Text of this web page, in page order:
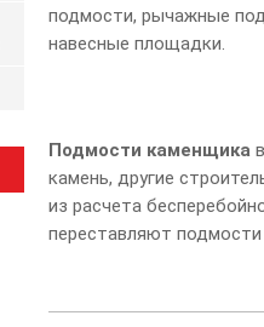
подмости, рычажные
навесные площадки.
Подмости каменщика
камень, другие
из расчета
переставляют подмости